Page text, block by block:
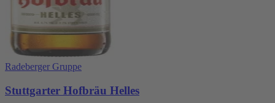
Radeberger Gruppe
Stuttgarter Hofbräu Helles